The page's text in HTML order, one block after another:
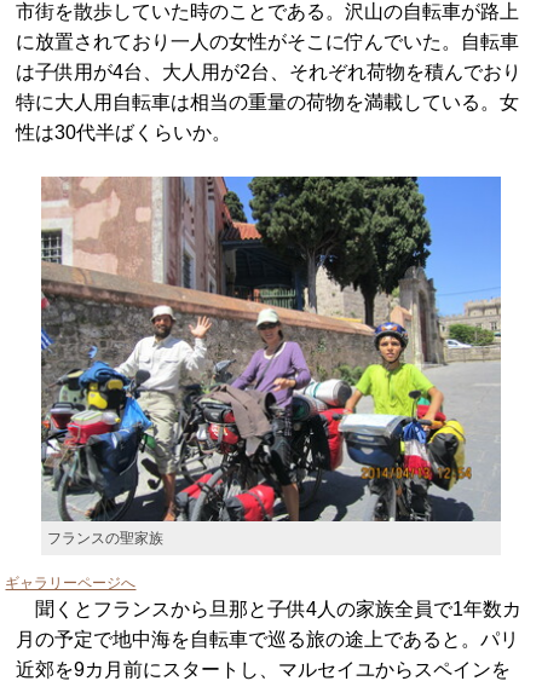
市街を散歩していた時のことである。沢山の自転車が路上
に放置されており一人の女性がそこに佇んでいた。自転車
は子供用が4台、大人用が2台、それぞれ荷物を積んでおり
特に大人用自転車は相当の重量の荷物を満載している。女
性は30代半ばくらいか。
フランスの聖家族
ギャラリーページへ
聞くとフランスから旦那と子供4人の家族全員で1年数カ
月の予定で地中海を自転車で巡る旅の途上であると。パリ
近郊を9カ月前にスタートし、マルセイユからスペインを